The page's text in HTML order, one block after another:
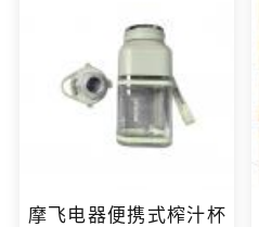
摩飞电器便携式榨汁杯